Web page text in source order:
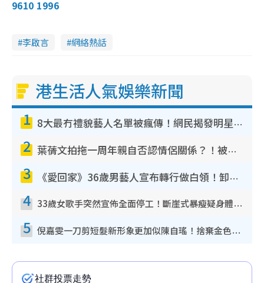
9610 1996
李啟言 網絡熱話
港生活人氣娛樂新聞
1 8大最冇禮貌藝人名單被瘋傳！網民揭發明星真面目 一致數臭呢位係無品天花板？
2 葉蒨文拍拖一周年親自否認情侶關係？！被質疑感情造假竟稱GM「普通同事」
3 《愛回家》36歲男藝人宣布轉行做白領！卸下藝人身份回歸素人平淡生活
4 33歲女歌手突然宣佈全面停工！斷崖式暴瘦疑身體亮紅燈！聲明曝︰將暫時淡出
5 倪嘉雯一刀剪短髮新形象更加似陳自瑤！捨棄金色長髮造型氣質大變超驚喜